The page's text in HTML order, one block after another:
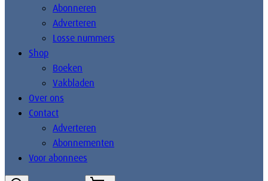
Abonneren
Adverteren
Losse nummers
Shop
Boeken
Vakbladen
Over ons
Contact
Adverteren
Abonnementen
Voor abonnees